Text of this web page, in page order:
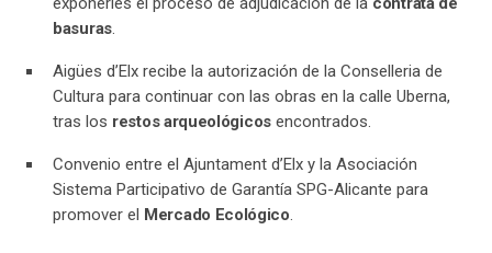
basuras.
Aigües d’Elx recibe la autorización de la Conselleria de
Cultura para continuar con las obras en la calle Uberna,
tras los restos arqueológicos encontrados.
Convenio entre el Ajuntament d’Elx y la Asociación
Sistema Participativo de Garantía SPG-Alicante para
promover el Mercado Ecológico